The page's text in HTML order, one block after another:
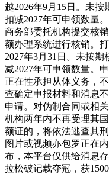
越2026年9月15日。未
扣减2027年可申领数量
商务部委托机构提交核
额办理系统进行核销。
2027年3月31日。未按
减2027年可申领数量。
正在性承担从体义务，
查确定申报材料和消息
申请。对伪制合同或相
机构两年内不再受理其
额证的，将依法逃查其
图片或视频亦包罗正在
布，本平台仅供给消息
拉松破记载夺冠，获